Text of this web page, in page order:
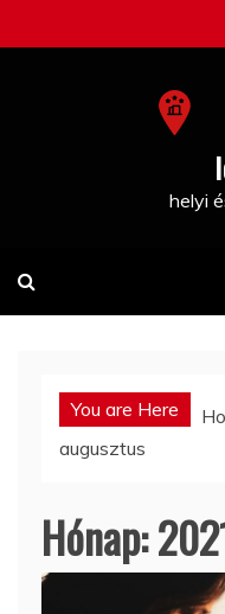
to
helyi
You are Here
augusztus
Hónap: